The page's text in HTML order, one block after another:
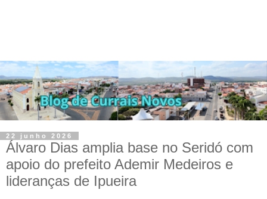
22 junho 2026
Álvaro Dias amplia base no Seridó com
apoio do prefeito Ademir Medeiros e
lideranças de Ipueira